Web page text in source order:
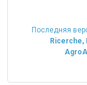
Последняя
Ricerche,